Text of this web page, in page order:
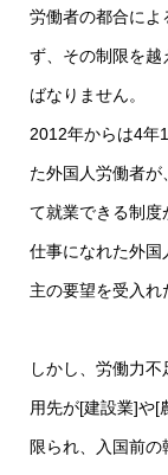
労働者の都合によ
ず、その制限を越
ばなりません。
2012年からは4年
た外国人労働者
て就業できる制度
仕事になれた外国
主の要望を受入れ
しかし、労働力
用先が[建設業]や[
限られ、入国前の